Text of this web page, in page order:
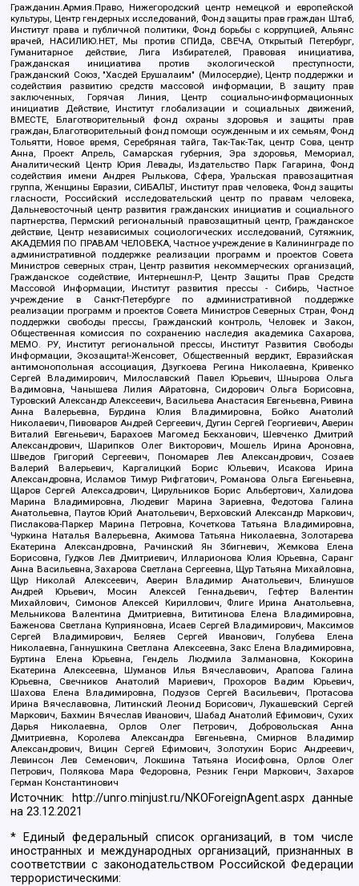
Гражданин.Армия.Право, Нижегородский центр немецкой и европейской
культуры, Центр гендерных исследований, Фонд защиты прав граждан Штаб,
Институт права и публичной политики, Фонд борьбы с коррупцией, Альянс
врачей, НАСИЛИЮ.НЕТ, Мы против СПИДа, СВЕЧА, Открытый Петербург,
Гуманитарное действие, Лига Избирателей, Правовая инициатива,
Гражданская инициатива против экологической преступности,
Гражданский Союз, "Хасдей Ерушалаим" (Милосердие), Центр поддержки и
содействия развитию средств массовой информации, В защиту прав
заключенных, Горячая Линия, Центр социально-информационных
инициатив Действие, Институт глобализации и социальных движений,
ВМЕСТЕ, Благотворительный фонд охраны здоровья и защиты прав
граждан, Благотворительный фонд помощи осужденным и их семьям, Фонд
Тольятти, Новое время, Серебряная тайга, Так-Так-Так, центр Сова, центр
Анна, Проект Апрель, Самарская губерния, Эра здоровья, Мемориал,
Аналитический Центр Юрия Левады, Издательство Парк Гагарина, Фонд
содействия имени Андрея Рылькова, Сфера, Уральская правозащитная
группа, Женщины Евразии, СИБАЛЬТ, Институт прав человека, Фонд защиты
гласности, Российский исследовательский центр по правам человека,
Дальневосточный центр развития гражданских инициатив и социального
партнерства, Пермский региональный правозащитный центр, Гражданское
действие, Центр независимых социологических исследований, Сутяжник,
АКАДЕМИЯ ПО ПРАВАМ ЧЕЛОВЕКА, Частное учреждение в Калининграде по
административной поддержке реализации программ и проектов Совета
Министров северных стран, Центр развития некоммерческих организаций,
Гражданское содействие, Интернешнл-Р, Центр Защиты Прав Средств
Массовой Информации, Институт развития прессы - Сибирь, Частное
учреждение в Санкт-Петербурге по административной поддержке
реализации программ и проектов Совета Министров Северных Стран, Фонд
поддержки свободы прессы, Гражданский контроль, Человек и Закон,
Общественная комиссия по сохранению наследия академика Сахарова,
МЕМО. РУ, Институт региональной прессы, Институт Развития Свободы
Информации, Экозащита!-Женсовет, Общественный вердикт, Евразийская
антимонопольная ассоциация, Дзугкоева Регина Николаевна, Кривенко
Сергей Владимирович, Милославский Павел Юрьевич, Шнырова Ольга
Вадимовна, Чанышева Лилия Айратовна, Сидорович Ольга Борисовна,
Туровский Александр Алексеевич, Васильева Анастасия Евгеньевна, Ривина
Анна Валерьевна, Бурдина Юлия Владимировна, Бойко Анатолий
Николаевич, Пивоваров Андрей Сергеевич, Дугин Сергей Георгиевич, Аверин
Виталий Евгеньевич, Барахоев Магомед Бекханович, Шевченко Дмитрий
Александрович, Шарипков Олег Викторович, Мошель Ирина Ароновна,
Шведов Григорий Сергеевич, Пономарев Лев Александрович, Созаев
Валерий Валерьевич, Каргалицкий Борис Юльевич, Исакова Ирина
Александровна, Исламов Тимур Рифгатович, Романова Ольга Евгеньевна,
Щаров Сергей Алексадрович, Цирульников Борис Альбертович, Халидова
Марина Владимировна, Людевиг Марина Зариевна, Федотова Галина
Анатольевна, Паутов Юрий Анатольевич, Верховский Александр Маркович,
Пислакова-Паркер Марина Петровна, Кочеткова Татьяна Владимировна,
Чуркина Наталья Валерьевна, Акимова Татьяна Николаевна, Золотарева
Екатерина Александровна, Рачинский Ян Збигневич, Жемкова Елена
Борисовна, Гудков Лев Дмитриевич, Илларионова Юлия Юрьевна, Саранг
Анна Васильевна, Захарова Светлана Сергеевна, Щур Татьяна Михайловна,
Щур Николай Алексеевич, Аверин Владимир Анатольевич, Блинушов
Андрей Юрьевич, Мосин Алексей Геннадьевич, Гефтер Валентин
Михайлович, Симонов Алексей Кириллович, Флиге Ирина Анатольевна,
Мельникова Валентина Дмитриевна, Вититинова Елена Владимировна,
Баженова Светлана Куприяновна, Исаев Сергей Владимирович, Максимов
Сергей Владимирович, Беляев Сергей Иванович, Голубева Елена
Николаевна, Ганнушкина Светлана Алексеевна, Закс Елена Владимировна,
Буртина Елена Юрьевна, Гендель Людмила Залмановна, Кокорина
Екатерина Алексеевна, Шуманов Илья Вячеславович, Арапова Галина
Юрьевна, Свечников Анатолий Мариевич, Прохоров Вадим Юрьевич,
Шахова Елена Владимировна, Подузов Сергей Васильевич, Протасова
Ирина Вячеславовна, Литинский Леонид Борисович, Лукашевский Сергей
Маркович, Бахмин Вячеслав Иванович, Шабад Анатолий Ефимович, Сухих
Дарья Николаевна, Орлов Олег Петрович, Добровольская Анна
Дмитриевна, Королева Александра Евгеньевна, Смирнов Владимир
Александрович, Вицин Сергей Ефимович, Золотухин Борис Андреевич,
Левинсон Лев Семенович, Локшина Татьяна Иосифовна, Орлов Олег
Петрович, Полякова Мара Федоровна, Резник Генри Маркович, Захаров
Герман Константинович
Источник: http://unro.minjust.ru/NKOForeignAgent.aspxданные
на23.12.2021
* Единый федеральный список организаций, в том числе
иностранных и международных организаций, признанных в
соответствии с законодательством Российской Федерации
террористическими: